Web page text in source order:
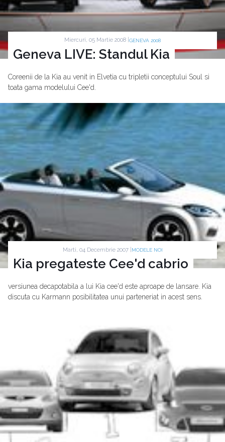
Miercuri, 05 Martie 2008 | GENEVA 2008
Geneva LIVE: Standul Kia
Coreenii de la Kia au venit in Elvetia cu tripletii conceptului Soul si
toata gama modelului Cee'd.
Marti, 04 Decembrie 2007 | MODELE NOI
Kia pregateste Cee'd cabrio
versiunea decapotabila a lui Kia cee'd este aproape de lansare. Kia
discuta cu Karmann posibilitatea unui parteneriat in acest sens.